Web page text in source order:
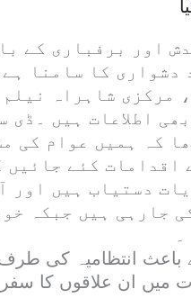
اور برفباری کے
دشواری کا سامنا
مرکزی شاہراہ
اطلاعات ہیں
کہ ہمیں عوام کی
اقدامات کئے
دستیاب ہیں اور
جارہی ہیں جبکہ
انتظامیہ کی
میں ان علاقوں کا